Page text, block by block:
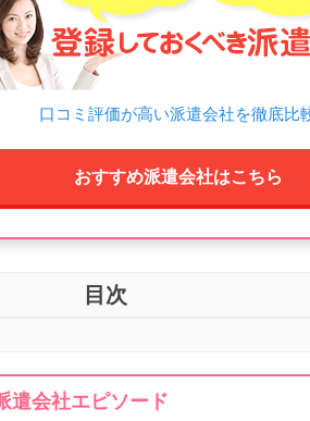
口コミ評価が高い派遣会社を徹底比
おすすめ派遣会社はこちら
目次
遣会社エピソード